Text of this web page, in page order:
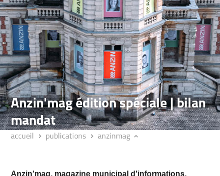
Anzin'mag édition spéciale | bilan
mandat
accueil publications anzinmag
Anzin'mag, magazine municipal d'informations.